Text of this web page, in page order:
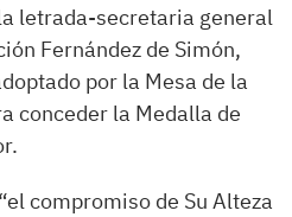
letrada-secretaria general
Fernández de Simón,
por la Mesa de la
conceder la Medalla de
compromiso de Su Alteza